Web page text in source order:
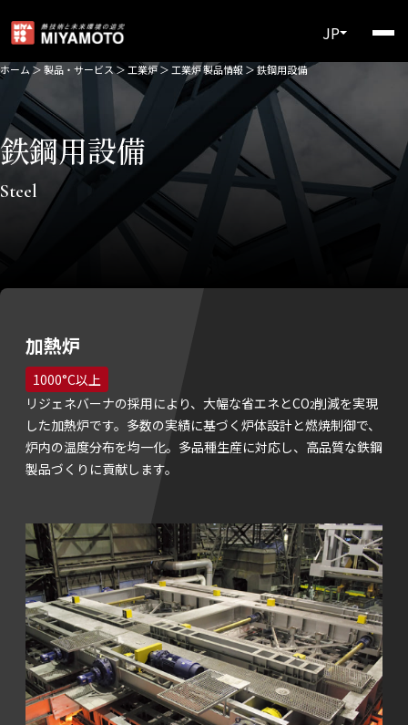
JP
ホーム ＞製品・サービス＞ 工業炉＞ 工業炉 製品情報＞鉄鋼用設備
鉄鋼用設備
Steel
加熱炉
1000°C以上
リジェネバーナの採用により、大幅な省エネとCO2削減を実現
した加熱炉です。多数の実績に基づく炉体設計と燃焼制御で、
炉内の温度分布を均一化。多品種生産に対応し、高品質な鉄鋼
製品づくりに貢献します。